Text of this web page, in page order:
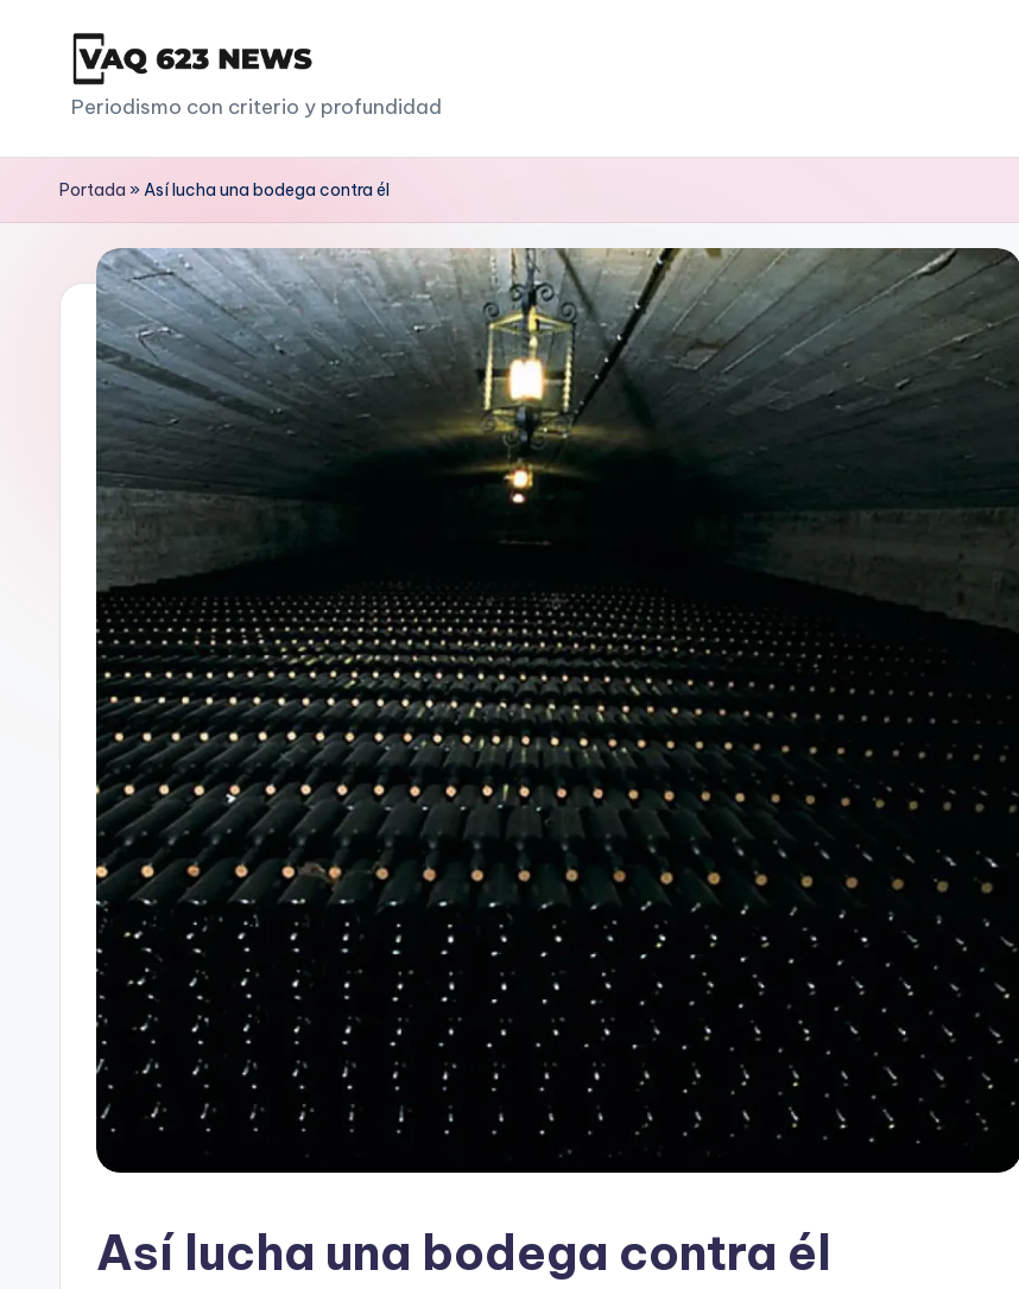
V
a
q
Periodismo con criterio y profundidad
Portada »Así lucha una bodega contra él
Así lucha una bodega contra él